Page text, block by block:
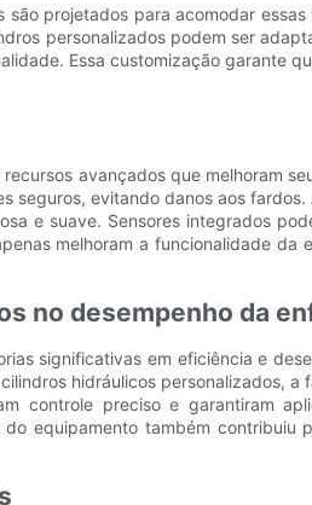
projetados para acomodar
personalizados podem ser
Essa customização garante
avançados que melhoram
evitando danos aos
e suave. Sensores integrados
melhoram a funcionalidade
no desempenho da
significativas em eficiência e
hidráulicos personalizados,
controle preciso e garantiram
equipamento também contribuiu